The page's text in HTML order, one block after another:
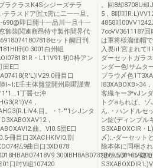
ラクラスK4Sシジーズテラ
ラスドア[忙τ需に二一一旦。
即日開十一品川一且十一
飾装関連商昂特寸製作間界代
セット醐日刊
刊0.3001白州岨
・L11V91.初O枠アン
田E口
冊目口
I~I;E壬主体盤堂開州刷匿謹豊
丁醤セ沖
，
目。・1-""1シJンタ
，
曲。Vl0.5団E口
冊目口3XACHKlVl0.剖
払9曲目口3XD078
口吋V岨107420
。回8却8708U却
5，8叩叩
4858叩
7∞VV3611187回
は軍将様溜価帽
入畏liI:宮まれて
ダーセットガラ
ンダー色Iサムタ
ブラウ〆色
I83XABOXB>34
客織キー3*νJン
トグaちれば、
ん.・ハンドルセ
ン錠(ディンプル
S3XABOXCIR・
〆);.-ダーセット
除本体に同梱さ
犯サムターン錠